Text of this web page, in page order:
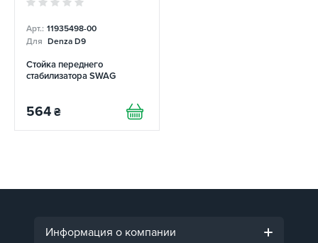
Арт.: 11935498-00
Для Denza D9
Стойка переднего
стабилизатора SWAG
564 ₴
Информация о компании